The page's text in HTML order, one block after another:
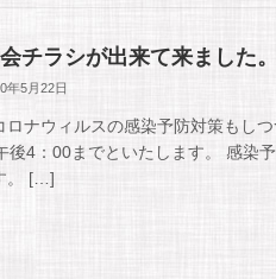
チラシが出来て来ました。
年5月22日
ロナウィルスの感染予防対策もし
後4：00までといたします。 感染
。 […]